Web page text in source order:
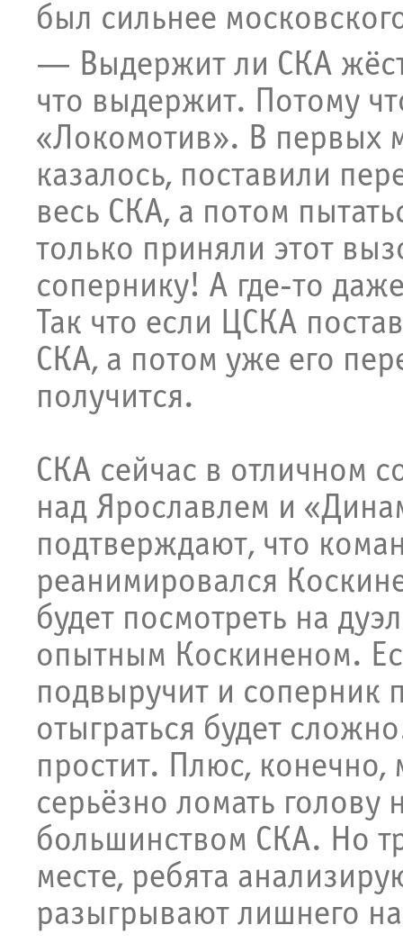
был сильнее
— Выдержит ли СКА
что выдержит. Потому
«Локомотив». В первых
казалось, поставили
весь СКА, а потом
только приняли этот
сопернику! А где-то
Так что если ЦСКА
СКА, а потом уже его
получится.
СКА сейчас в отличном
над Ярославлем и
подтверждают, что
реанимировался
будет посмотреть на
опытным Коскиненом.
подвыручит и соперник
отыграться будет
простит. Плюс, конечно,
серьёзно ломать голову
большинством СКА. Но
месте, ребята
разыгрывают лишнего